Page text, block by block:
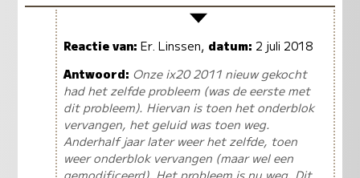
Reactie van: Er. Linssen, datum: 2 juli 2018
Antwoord: Onze ix20 2011 nieuw gekocht
had het zelfde probleem (was de eerste met
dit probleem). Hiervan is toen het onderblok
vervangen, het geluid was toen weg.
Anderhalf jaar later weer het zelfde, toen
weer onderblok vervangen (maar wel een
gemodificeerd). Het probleem is nu weg. Dit